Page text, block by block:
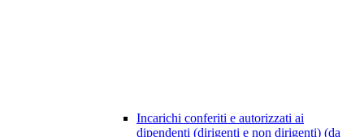
Incarichi conferiti e autorizzati ai
dipendenti (dirigenti e non dirigenti) (da